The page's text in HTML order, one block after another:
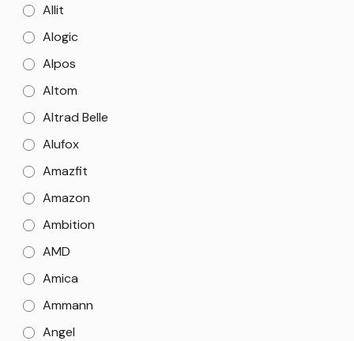
Allit
Alogic
Alpos
Altom
Altrad Belle
Alufox
Amazfit
Amazon
Ambition
AMD
Amica
Ammann
Angel